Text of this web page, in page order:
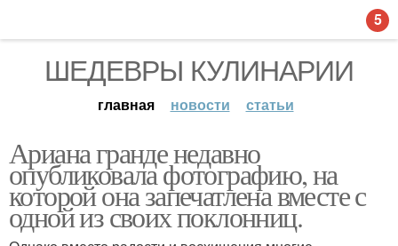
ШЕДЕВРЫ КУЛИНАРИИ
главная новости статьи
Ариана гранде недавно
опубликовала фотографию, на
которой она запечатлена вместе с
одной из своих поклонниц.
5